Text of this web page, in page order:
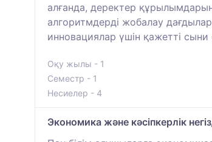
алғанда, деректер
алгоритмдерді жобалау
инновациялар үшін қажетті
Оқу жылы - 1
Семестр - 1
Несиелер - 4
Экономика және кәсіпкерлік